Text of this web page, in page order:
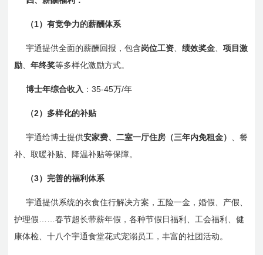
（1）有竞争力的薪酬体系
宇通提供全面的薪酬回报，包含岗位工资 、绩效奖金 、项目激
励 、年终奖等多样化激励方式。
博士年综合收入 ：35-45万/年
（2）多样化的补贴
宇通给博士提供安家费、二室一厅住房（三年内免租金）
、餐
补、取暖补贴、降温补贴等保障。
（3）完善的福利体系
宇通提供系统的衣食住行解决方案，五险一金，婚假、产假、
护理假
……春节超长带薪年假，各种节假日福利、工会福利、健
康体检、十八个宇通食堂花式宠溺员工，丰富的社团活动。